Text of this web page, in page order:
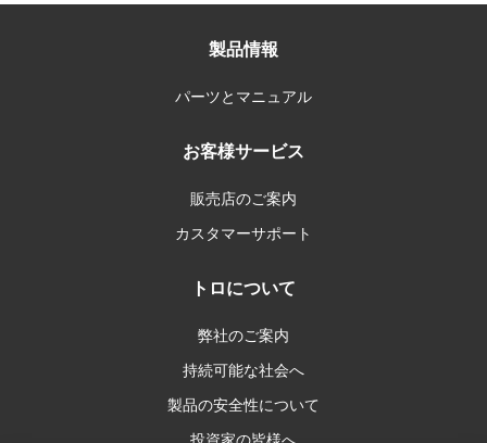
製品情報
パーツとマニュアル
お客様サービス
販売店のご案内
カスタマーサポート
トロについて
弊社のご案内
持続可能な社会へ
製品の安全性について